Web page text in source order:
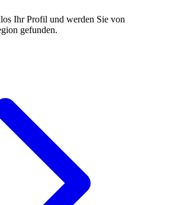
Ihr Profil und werden Sie von
gefunden.